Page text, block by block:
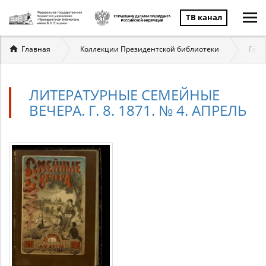
ТВ канал
Вы
здесь
Главная Коллекции Президентской библиотеки
ЛИТЕРАТУРНЫЕ СЕМЕЙНЫЕ
ВЕЧЕРА. Г. 8. 1871. № 4. АПРЕЛЬ